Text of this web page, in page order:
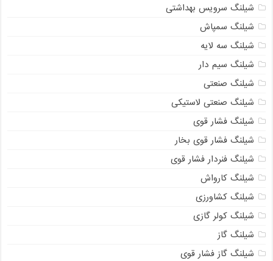
شیلنگ سرویس بهداشتی
شیلنگ سمپاش
شیلنگ سه لایه
شیلنگ سیم دار
شیلنگ صنعتی
شیلنگ صنعتی لاستیکی
شیلنگ فشار قوی
شیلنگ فشار قوی بخار
شیلنگ فنردار فشار قوی
شیلنگ کارواش
شیلنگ کشاورزی
شیلنگ کولر گازی
شیلنگ گاز
شیلنگ گاز فشار قوی